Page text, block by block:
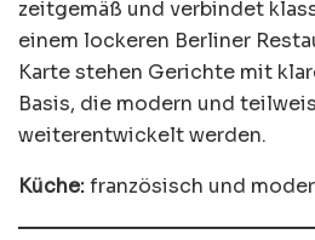
zeitgemäß und verbindet
einem lockeren Berliner
Karte stehen Gerichte mit
Basis, die modern und
weiterentwickelt werden.
Küche:französisch und